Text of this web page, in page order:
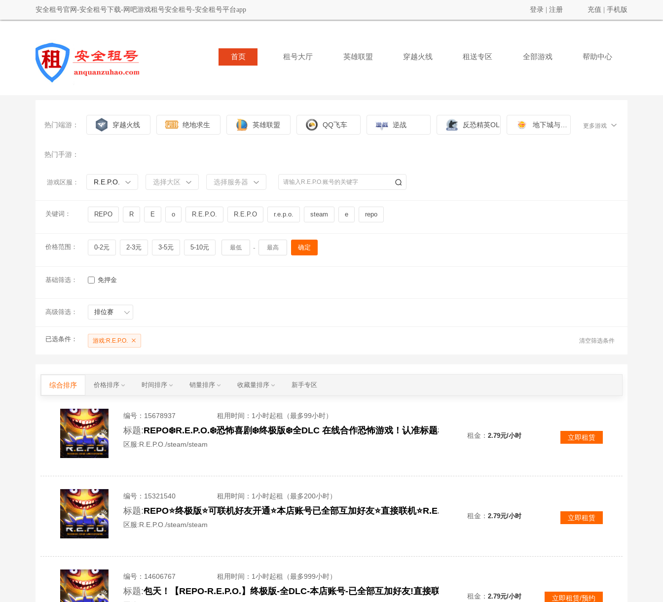
安全租号官网-安全租号下载-网吧游戏租号安全租号-安全租号平台app 登录 注册 充值 手机版
首页 租号大厅 英雄联盟 穿越火线 租送专区 全部游戏 帮助中心
热门端游： 穿越火线 绝地求生 英雄联盟 QQ飞车 逆战 反恐精英OL 更多游戏
热门手游：
游戏区服： R.E.P.O. 选择大区 选择服务器
关键词： REPO R E o R.E.P.O. R.E.P.O r.e.p.o. steam e repo
价格范围： 0-2元 2-3元 3-5元 5-10元 - 确定
基础筛选： 免押金
高级筛选： 排位赛
已选条件： 游戏:R.E.P.O. 清空筛选条件
综合排序 价格排序 时间排序 销量排序 收藏量排序 新手专区
编号： 15678937 租用时间 ：1小时起租（最多99小时）
标题:REPO❄️R.E.P.O.❄️恐怖喜剧❄️终极版❄️全DLC 在线合作恐怖游戏！认准标题看描述！
区服:R.E.P.O./steam/steam
租金： 2.79元/小时 立即租赁
编号： 15321540 租用时间 ：1小时起租（最多200小时）
标题:REPO⭐️终极版⭐️可联机好友开通⭐️本店账号已全部互加好友⭐️直接联机⭐️R.E.P.O.
区服:R.E.P.O./steam/steam
租金： 2.79元/小时 立即租赁
编号： 14606767 租用时间 ：1小时起租（最多999小时）
标题:包天！【REPO-R.E.P.O.】终极版-全DLC-本店账号-已全部互加好友!直接联机! 租金： 2.79元/小时 立即租赁/预约